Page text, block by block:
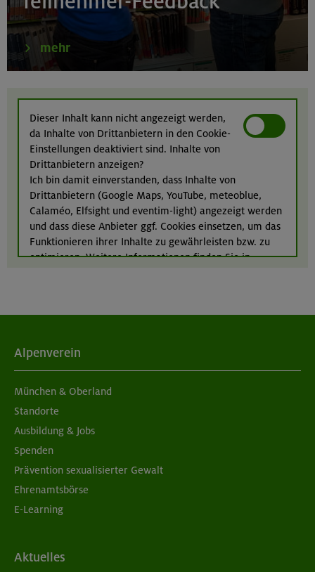
Südlicher Frankenjura
Karwendel
24.08.26
Klettertreff indoor
München
mehr
Dieser Inhalt kann nicht angezeigt werden,
da Inhalte von Drittanbietern in den Cookie-
Einstellungen deaktiviert sind. Inhalte von
Drittanbietern anzeigen?
Ich bin damit einverstanden, dass Inhalte von
Drittanbietern (Google Maps, YouTube, meteoblue,
Calaméo, Elfsight und eventim-light) angezeigt werden
und dass diese Anbieter ggf. Cookies einsetzen, um das
Funktionieren ihrer Inhalte zu gewährleisten bzw. zu
optimieren. Weitere Informationen finden Sie in
Alpenverein
München & Oberland
Standorte
Ausbildung & Jobs
Spenden
Prävention sexualisierter Gewalt
Ehrenamtsbörse
E-Learning
Aktuelles